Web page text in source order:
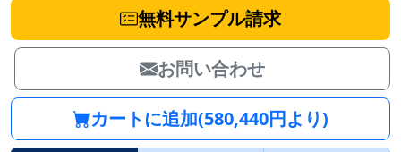
無料サンプル請求
お問い合わせ
カートに追加(580,440円より)